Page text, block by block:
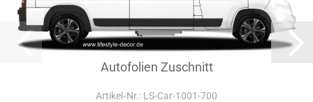
Autofolien Zuschnitt
Artikel‑Nr.: LS-Car-1001-700